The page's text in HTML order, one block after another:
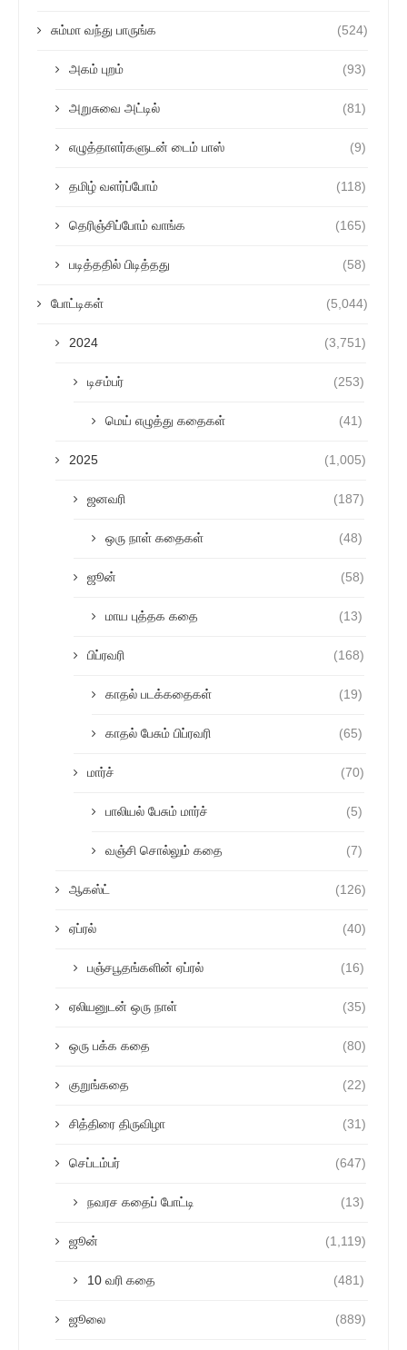
சும்மா வந்து பாருங்க (524)
அகம் புறம் (93)
அறுசுவை அட்டில் (81)
எழுத்தாளர்களுடன் டைம் பாஸ் (9)
தமிழ் வளர்ப்போம் (118)
தெரிஞ்சிப்போம் வாங்க (165)
படித்ததில் பிடித்தது (58)
போட்டிகள் (5,044)
2024 (3,751)
டிசம்பர் (253)
மெய் எழுத்து கதைகள் (41)
2025 (1,005)
ஜனவரி (187)
ஒரு நாள் கதைகள் (48)
ஜூன் (58)
மாய புத்தக கதை (13)
பிப்ரவரி (168)
காதல் படக்கதைகள் (19)
காதல் பேசும் பிப்ரவரி (65)
மார்ச் (70)
பாலியல் பேசும் மார்ச் (5)
வஞ்சி சொல்லும் கதை (7)
ஆகஸ்ட் (126)
ஏப்ரல் (40)
பஞ்சபூதங்களின் ஏப்ரல் (16)
ஏலியனுடன் ஒரு நாள் (35)
ஒரு பக்க கதை (80)
குறுங்கதை (22)
சித்திரை திருவிழா (31)
செப்டம்பர் (647)
நவரச கதைப் போட்டி (13)
ஜூன் (1,119)
10 வரி கதை (481)
ஜூலை (889)